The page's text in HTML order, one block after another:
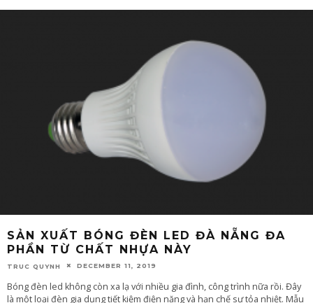
SẢN XUẤT BÓNG ĐÈN LED ĐÀ NẴNG ĐA
PHẦN TỪ CHẤT NHỰA NÀY
TRUC QUYNH DECEMBER 11, 2019
Bóng đèn led không còn xa lạ với nhiều gia đình, công trình nữa rồi. Đây
là một loại đèn gia dụng tiết kiệm điện năng và hạn chế sự tỏa nhiệt. Mẫu